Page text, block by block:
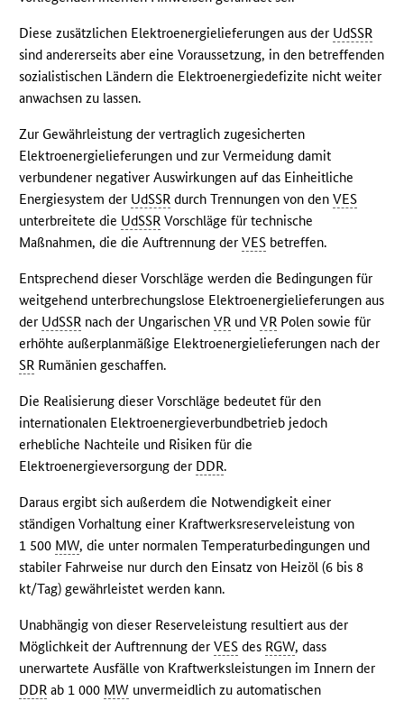
Diese zusätzlichen Elektroenergielieferungen aus der UdSSR
sind andererseits aber eine Voraussetzung, in den betreffenden
sozialistischen Ländern die Elektroenergiedefizite nicht weiter
anwachsen zu lassen.
Zur Gewährleistung der vertraglich zugesicherten
Elektroenergielieferungen und zur Vermeidung damit
verbundener negativer Auswirkungen auf das Einheitliche
Energiesystem der UdSSR durch Trennungen von denVES
unterbreitete die UdSSR Vorschläge für technische
Maßnahmen, die die Auftrennung derVES betreffen.
Entsprechend dieser Vorschläge werden die Bedingungen für
weitgehend unterbrechungslose Elektroenergielieferungen aus
der UdSSR nach der UngarischenVR undVR Polen sowie für
erhöhte außerplanmäßige Elektroenergielieferungen nach der
SR Rumänien geschaffen.
Die Realisierung dieser Vorschläge bedeutet für den
internationalen Elektroenergieverbundbetrieb jedoch
erhebliche Nachteile und Risiken für die
Elektroenergieversorgung der DDR.
Daraus ergibt sich außerdem die Notwendigkeit einer
ständigen Vorhaltung einer Kraftwerksreserveleistung von
1 500 MW, die unter normalen Temperaturbedingungen und
stabiler Fahrweise nur durch den Einsatz von Heizöl (6 bis 8
kt/Tag) gewährleistet werden kann.
Unabhängig von dieser Reserveleistung resultiert aus der
Möglichkeit der Auftrennung derVES des RGW, dass
unerwartete Ausfälle von Kraftwerksleistungen im Innern der
DDR ab 1 000 MW unvermeidlich zu automatischen